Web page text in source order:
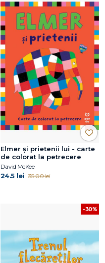
Elmer și prietenii lui - carte
de colorat la petrecere
David McKee
24.5 lei 35.00 lei
-30%